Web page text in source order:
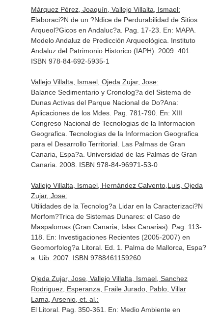
Márquez Pérez, Joaquín, Vallejo Villalta, Ismael:
Elaboraci?N de un ?Ndice de Perdurabilidad de Sitios
Arqueol?Gicos en Andaluc?a. Pag. 17-23. En: MAPA.
Modelo Andaluz de Predicción Arqueológica . Instituto
Andaluz del Patrimonio Historico (IAPH). 2009. 401.
ISBN 978-84-692-5935-1
Vallejo Villalta, Ismael, Ojeda Zujar, Jose:
Balance Sedimentario y Cronolog?a del Sistema de
Dunas Activas del Parque Nacional de Do?Ana:
Aplicaciones de los Mdes. Pag. 781-790. En: XIII
Congreso Nacional de Tecnologias de la Informacion
Geografica. Tecnologias de la Informacion Geografica
para el Desarrollo Territorial. Las Palmas de Gran
Canaria, Espa?a. Universidad de las Palmas de Gran
Canaria. 2008. ISBN 978-84-96971-53-0
Vallejo Villalta, Ismael, Hernández Calvento,Luis, Ojeda
Zujar, Jose:
Utilidades de la Tecnolog?a Lidar en la Caracterizaci?N
Morfom?Trica de Sistemas Dunares: el Caso de
Maspalomas (Gran Canaria, Islas Canarias). Pag. 113-
118. En: Investigaciones Recientes (2005-2007) en
Geomorfolog?a Litoral. Ed. 1. Palma de Mallorca, Espa?
a. Uib. 2007. ISBN 9788461159260
Ojeda Zujar, Jose, Vallejo Villalta, Ismael, Sanchez
Rodriguez, Esperanza, Fraile Jurado, Pablo, Villar
Lama, Arsenio, et. al.:
El Litoral. Pag. 350-361. En: Medio Ambiente en